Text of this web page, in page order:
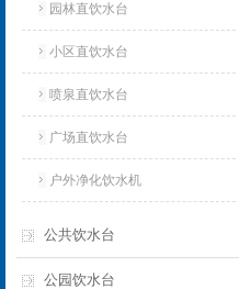
园林直饮水台
小区直饮水台
喷泉直饮水台
广场直饮水台
户外净化饮水机
公共饮水台
公园饮水台